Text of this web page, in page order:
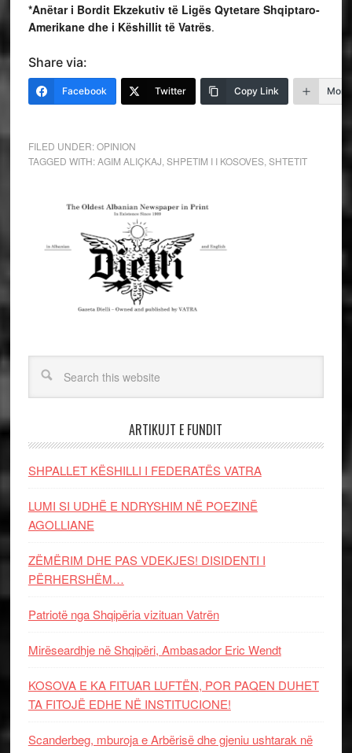
*Anëtar i Bordit Ekzekutiv të Ligës Qytetare Shqiptaro-
Amerikane dhe i Këshillit të Vatrës.
Share via:
Facebook Twitter Copy Link More
FILED UNDER:OPINION
TAGGED WITH:AGIM ALIÇKAJ SHPETIM I I KOSOVES, SHTETIT
ARTIKUJT E FUNDIT
SHPALLET KËSHILLI I FEDERATËS VATRA
LUMI SI UDHË E NDRYSHIM NË POEZINË
AGOLLIANE
ZËMËRIM DHE PAS VDEKJES! DISIDENTI I
PËRHERSHËM…
Patriotë nga Shqipëria vizituan Vatrën
Mirëseardhje në Shqipëri, Ambasador Eric Wendt
KOSOVA E KA FITUAR LUFTËN, POR PAQEN DUHET
TA FITOJË EDHE NË INSTITUCIONE!
Scanderbeg, mburoja e Arbërisë dhe gjeniu ushtarak në